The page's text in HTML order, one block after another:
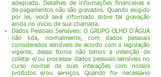
adequado. Detalhes de informações financeiras e
de pagamentos não são gravados. Quando exigido
por lei, você será informado sobre tal gravação
ainda no início de sua chamada.
Dados Pessoais Sensíveis: O GRUPO OLHO D’ÁGUA
não lida, normalmente, com dados pessoais
considerados sensíveis de acordo com a legislação
vigente, dessa forma não temos a intenção de
coletar e/ou processar dados pessoais sensíveis no
curso normal de suas interações com nossos
produtos e/ou serviços. Quando for necessário